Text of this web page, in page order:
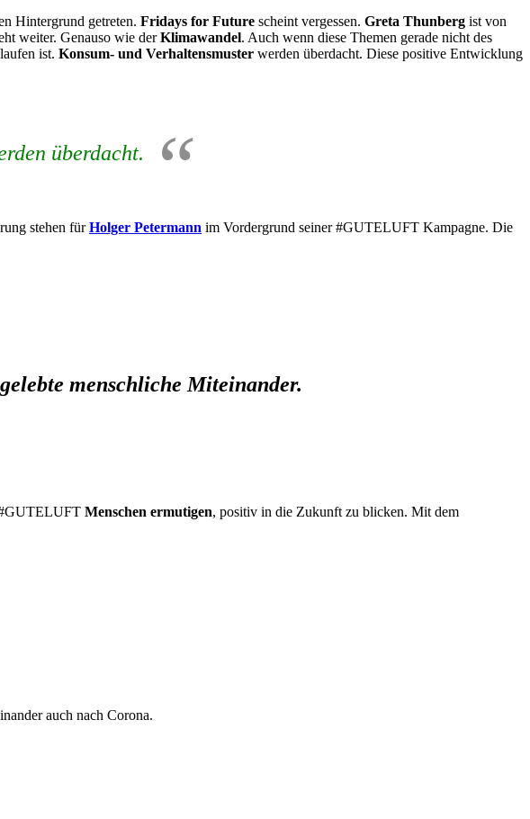
Hintergrund getreten. Fridays for Future scheint vergessen. Greta Thunberg ist von
weiter. Genauso wie derKlimawandel. Auch wenn diese Themen gerade nicht des
ist. Konsum- und Verhaltensmuster werden überdacht. Diese positive Entwicklung
überdacht.
stehen fürHolger Petermann im Vordergrund seiner #GUTELUFT Kampagne. Die
menschliche Miteinander.
Menschen ermutigen, positiv in die Zukunft zu blicken. Mit dem
auch nach Corona.